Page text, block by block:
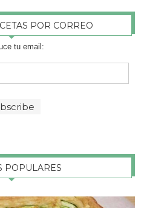
POR CORREO
tu email:
POPULARES